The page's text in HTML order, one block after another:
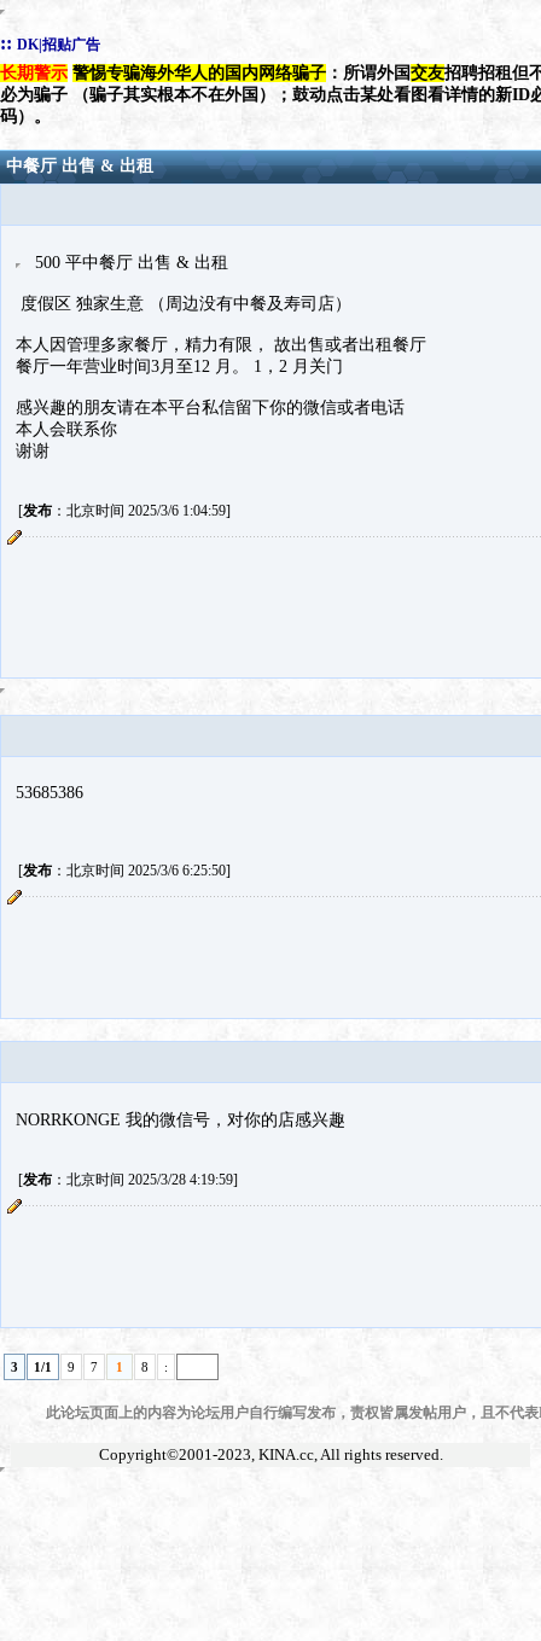
:: DK|招贴广告
长期警示 警惕专骗海外华人的国内网络骗子 ：所谓外国交友招聘招租但
必为骗子 （骗子其实根本不在外国）；鼓动点击某处看图看详情的新ID
码）。
中餐厅 出售 & 出租
500 平中餐厅 出售 & 出租
度假区 独家生意 （周边没有中餐及寿司店）
本人因管理多家餐厅，精力有限， 故出售或者出租餐厅
餐厅一年营业时间3月至12 月。 1，2 月关门
感兴趣的朋友请在本平台私信留下你的微信或者电话
本人会联系你
谢谢
[发布：北京时间 2025/3/6 1:04:59]
53685386
[发布：北京时间 2025/3/6 6:25:50]
NORRKONGE 我的微信号，对你的店感兴趣
[发布：北京时间 2025/3/28 4:19:59]
3 1/1 9 7 1 8 :
此论坛页面上的内容为论坛用户自行编写发布，责权皆属发帖用户，且不代
Copyright©2001-2023, KINA.cc, All rights reserved.